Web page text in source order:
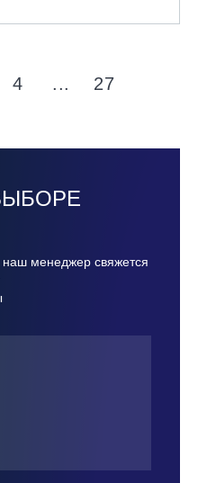
4 ... 27
наш менеджер свяжется